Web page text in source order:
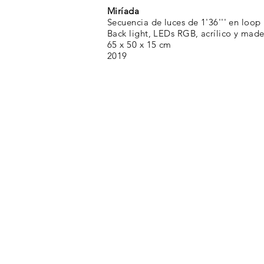
Miríada
Secuencia de luces de 1'36''' en loop
Back light, LEDs RGB, acrílico y
65 x 50 x 15 cm
2019